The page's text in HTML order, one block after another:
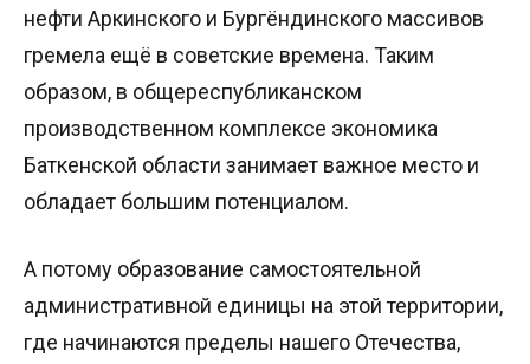
нефти Аркинского и Бургёндинского массивов
гремела ещё в советские времена. Таким
образом, в общереспубликанском
производственном комплексе экономика
Баткенской области занимает важное место и
обладает большим потенциалом.
А потому образование самостоятельной
административной единицы на этой территории,
где начинаются пределы нашего Отечества,